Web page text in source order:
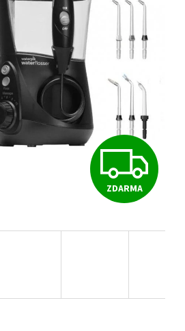
Z
D
R
ZDARMA